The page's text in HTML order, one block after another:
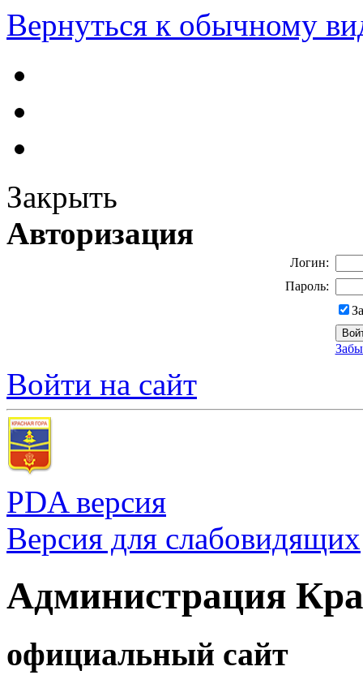
Вернуться к обычному
Закрыть
Авторизация
Логин:
Пароль:
Войти на сайт
PDA версия
Версия для слабовидящих
Администрация
официальный сайт